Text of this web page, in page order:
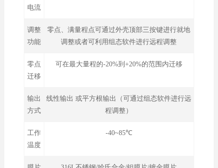
电流
调整
功能
零点、满量程点可通过外壳顶部三按键进行就地
调整或者可利用组态软件进行远程调整
零点
迁移
可在最大量程的-20%到+20%的范围内迁移
输出
方式
线性输出 或平方根输出（可通过组态软件进行远
程调整）
工作
温度
-40~85℃